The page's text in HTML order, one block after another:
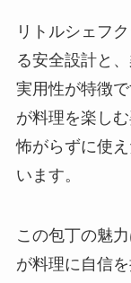
リトルシェフ
る安全設計と
実用性が特徴
が料理を楽し
怖がらずに使
います。
この包丁の魅
が料理に自信